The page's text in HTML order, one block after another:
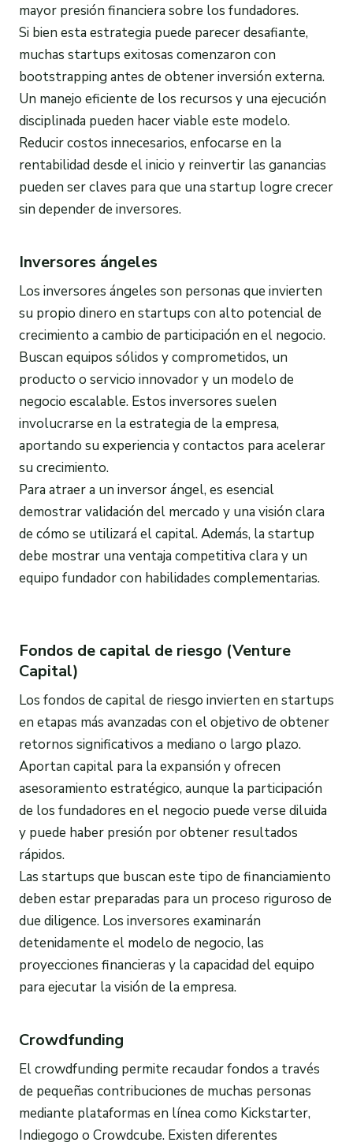
mayor presión financiera sobre los fundadores.
Si bien esta estrategia puede parecer desafiante,
muchas startups exitosas comenzaron con
bootstrapping antes de obtener inversión externa.
Un manejo eficiente de los recursos y una ejecución
disciplinada pueden hacer viable este modelo.
Reducir costos innecesarios, enfocarse en la
rentabilidad desde el inicio y reinvertir las ganancias
pueden ser claves para que una startup logre crecer
sin depender de inversores.
Inversores ángeles
Los inversores ángeles son personas que invierten
su propio dinero en startups con alto potencial de
crecimiento a cambio de participación en el negocio.
Buscan equipos sólidos y comprometidos, un
producto o servicio innovador y un modelo de
negocio escalable. Estos inversores suelen
involucrarse en la estrategia de la empresa,
aportando su experiencia y contactos para acelerar
su crecimiento.
Para atraer a un inversor ángel, es esencial
demostrar validación del mercado y una visión clara
de cómo se utilizará el capital. Además, la startup
debe mostrar una ventaja competitiva clara y un
equipo fundador con habilidades complementarias.
Fondos de capital de riesgo (Venture
Capital)
Los fondos de capital de riesgo invierten en startups
en etapas más avanzadas con el objetivo de obtener
retornos significativos a mediano o largo plazo.
Aportan capital para la expansión y ofrecen
asesoramiento estratégico, aunque la participación
de los fundadores en el negocio puede verse diluida
y puede haber presión por obtener resultados
rápidos.
Las startups que buscan este tipo de financiamiento
deben estar preparadas para un proceso riguroso de
due diligence. Los inversores examinarán
detenidamente el modelo de negocio, las
proyecciones financieras y la capacidad del equipo
para ejecutar la visión de la empresa.
Crowdfunding
El crowdfunding permite recaudar fondos a través
de pequeñas contribuciones de muchas personas
mediante plataformas en línea como Kickstarter,
Indiegogo o Crowdcube. Existen diferentes